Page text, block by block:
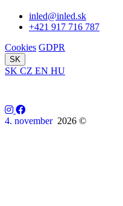
inled@inled.sk
+421 917 716 787
Cookies GDPR
SK
SK CZ EN HU
4. november 2026 ©